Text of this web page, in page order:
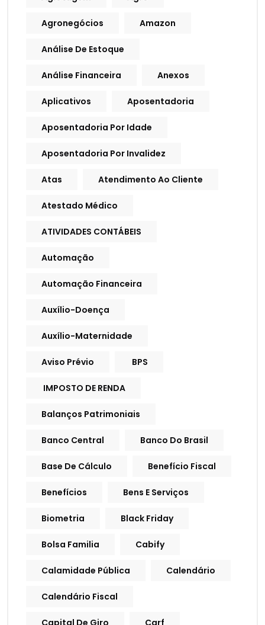
Agronegócios Amazon
Análise De Estoque
Análise Financeira Anexos
Aplicativos Aposentadoria
Aposentadoria Por Idade
Aposentadoria Por Invalidez
Atas Atendimento Ao Cliente
Atestado Médico
ATIVIDADES CONTÁBEIS
Automação
Automação Financeira
Auxílio-Doença
Auxílio-Maternidade
Aviso Prévio BPS
IMPOSTO DE RENDA
Balanços Patrimoniais
Banco Central Banco Do Brasil
Base De Cálculo Benefício Fiscal
Benefícios Bens E Serviços
Biometria Black Friday
Bolsa Familia Cabify
Calamidade Pública Calendário
Calendário Fiscal